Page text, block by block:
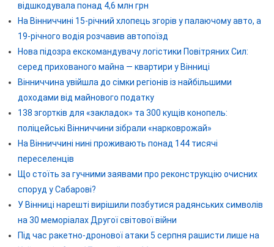
відшкодувала понад 4,6 млн грн
На Вінниччині 15-річний хлопець згорів у палаючому авто, а
19-річного водія розчавив автопоїзд
Нова підозра екскомандувачу логістики Повітряних Сил:
серед прихованого майна — квартири у Вінниці
Вінниччина увійшла до сімки регіонів із найбільшими
доходами від майнового податку
138 згортків для «закладок» та 300 кущів конопель:
поліцейські Вінниччини зібрали «нарковрожай»
На Вінниччині нині проживають понад 144 тисячі
переселенців
Що стоїть за гучними заявами про реконструкцію очисних
споруд у Сабарові?
У Вінниці нарешті вирішили позбутися радянських символів
на 30 меморіалах Другої світової війни
Під час ракетно-дронової атаки 5 серпня рашисти лише на